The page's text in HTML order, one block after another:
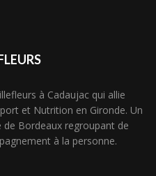
à Cadaujac qui allie
et Nutrition en Gironde. Un
Bordeaux regroupant de
à la personne.